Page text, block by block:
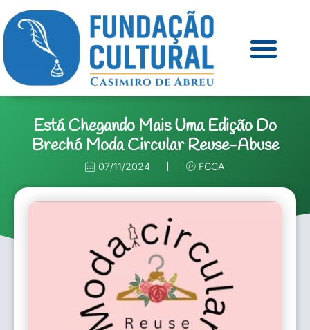
Está Chegando Mais Uma Edição Do
Brechó Moda Circular Reuse-Abuse
07/11/2024 FCCA